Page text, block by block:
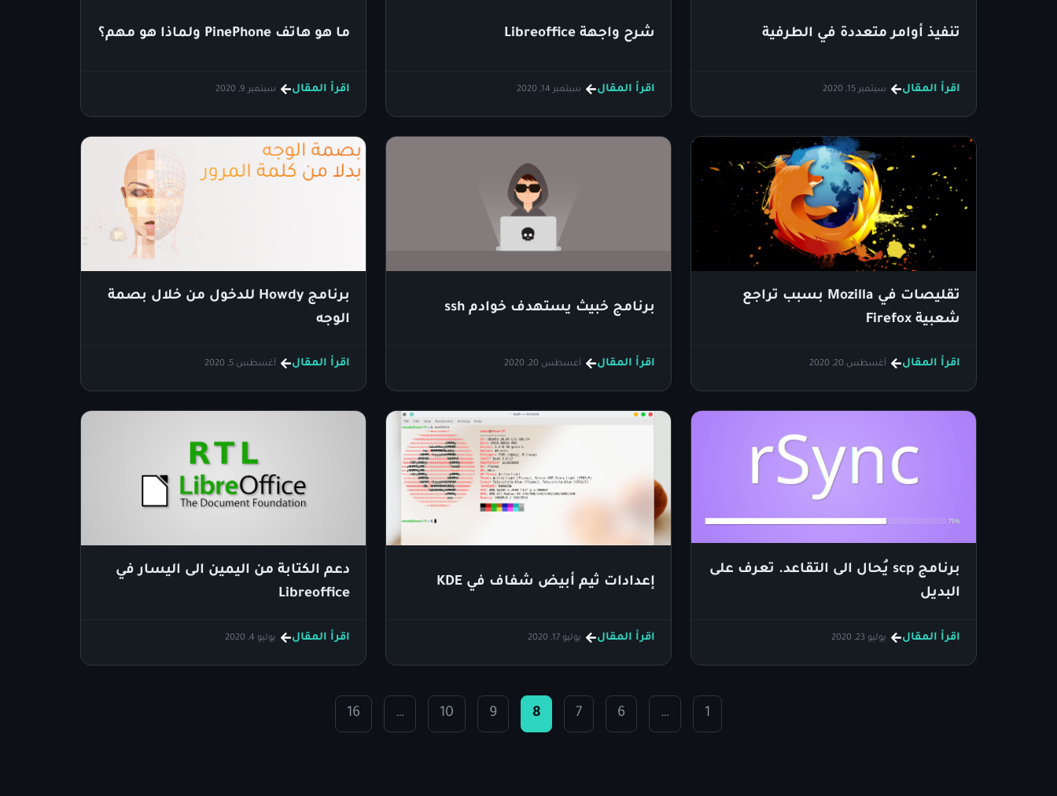
تنفيذ أوامر متعددة في الطرفية
اقرأ المقال سبتمبر 15, 2020
شرح واجهة Libreoffice
اقرأ المقال سبتمبر 14, 2020
ما هو هاتف PinePhone ولماذا هو مهم؟
اقرأ المقال سبتمبر 9, 2020
تقليصات في Mozilla بسبب تراجع
شعبية Firefox
اقرأ المقال أغسطس 20, 2020
برنامج خبيث يستهدف خوادم ssh
اقرأ المقال أغسطس 20, 2020
برنامج Howdy للدخول من خلال بصمة
الوجه
اقرأ المقال أغسطس 5, 2020
برنامج scp يُحال الى التقاعد. تعرف على
البديل
اقرأ المقال يوليو 23, 2020
إعدادات ثيم أبيض شفاف في KDE
اقرأ المقال يوليو 17, 2020
دعم الكتابة من اليمين الى اليسار في
Libreoffice
اقرأ المقال يوليو 4, 2020
1
…
6
7
8
9
10
…
16